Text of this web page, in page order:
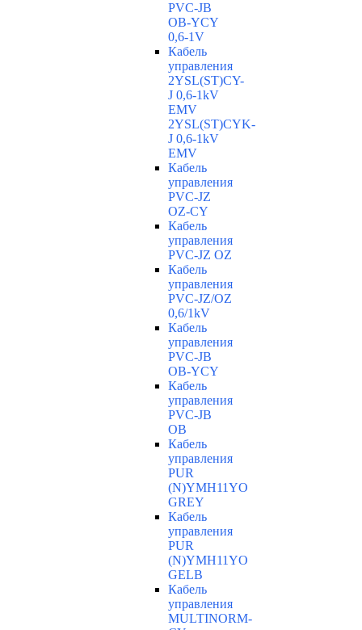
PVC-JB
OB-YCY
0,6-1V
Кабель
управления
2YSL(ST)CY-
J 0,6-1kV
EMV
2YSL(ST)CYK-
J 0,6-1kV
EMV
Кабель
управления
PVC-JZ
OZ-CY
Кабель
управления
PVC-JZ OZ
Кабель
управления
PVC-JZ/OZ
0,6/1kV
Кабель
управления
PVC-JB
OB-YCY
Кабель
управления
PVC-JB
OB
Кабель
управления
PUR
(N)YMH11YO
GREY
Кабель
управления
PUR
(N)YMH11YO
GELB
Кабель
управления
MULTINORM-